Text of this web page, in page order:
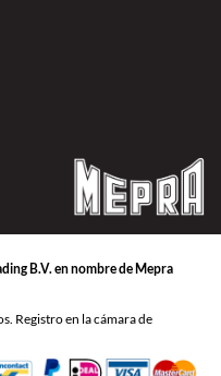
B.V. en nombre de Mepra
Registro en la cámara de